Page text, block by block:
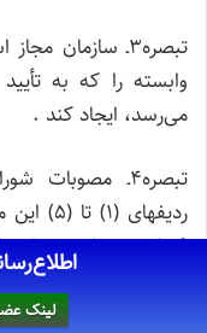
تبصره۳ـ
وابسته را که به
می‌رسد، ایجاد کند .
تبصره۴ـ
فقط در چهارچوب این
نافذ و اجرائی می‌گردد.
لینک